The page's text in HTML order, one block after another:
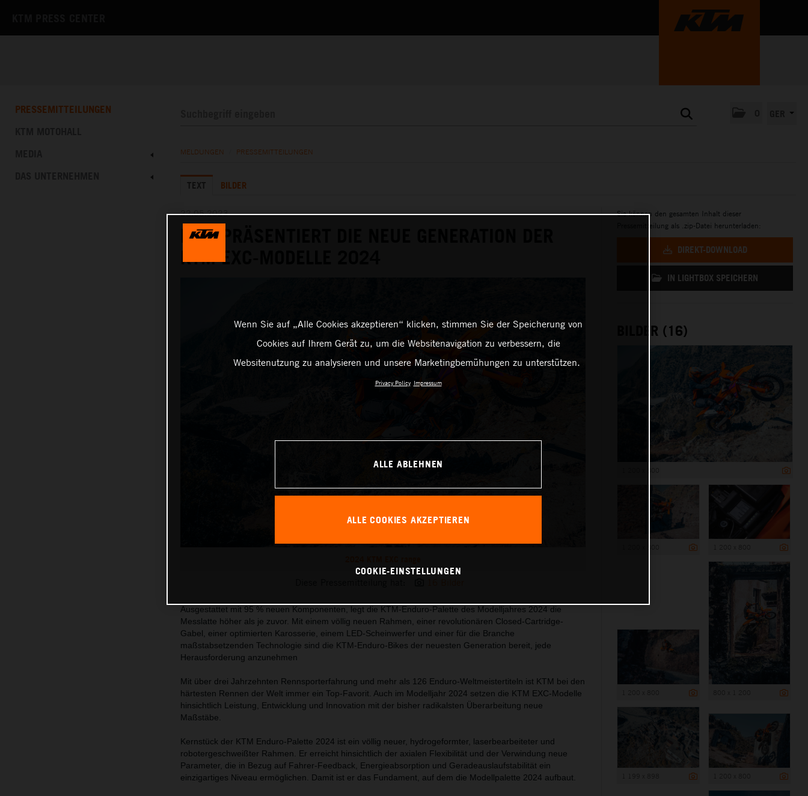
PRESSEMITTEILUNGEN
MELDUNGEN PRESSEMITTEILUNGEN
TEXT BILDER
22.05.2023
KTM PRÄSENTIERT DIE NEUE GENERATION DER
KTM EXC-MODELLE 2024
Ausgestattet mit 95 % neuen Komponenten, legt die KTM-Enduro-Palette des Modelljahres 2024 die
Messlatte höher als je zuvor. Mit einem völlig neuen Rahmen, einer revolutionären Closed-Cartridge-
Gabel, einer optimierten Karosserie, einem LED-Scheinwerfer und einer für die Branche
maßstabsetzenden Technologie sind die KTM-Enduro-Bikes der neuesten Generation bereit, jede
Herausforderung anzunehmen
Mit über drei Jahrzehnten Rennsporterfahrung und mehr als 126 Enduro-Weltmeistertiteln ist KTM bei den
härtesten Rennen der Welt immer ein Top-Favorit. Auch im Modelljahr 2024 setzen die KTM EXC-Modelle
hinsichtlich Leistung, Entwicklung und Innovation mit der bisher radikalsten Überarbeitung neue
Maßstäbe.
Kernstück der KTM Enduro-Palette 2024 ist ein völlig neuer, hydrogeformter, laserbearbeiteter und
robotergeschweißter Rahmen. Er erreicht hinsichtlich der axialen Flexibilität und der Verwindung neue
Parameter, die in Bezug auf Fahrer-Feedback, Energieabsorption und Geradeauslaufstabilität ein
einzigartiges Niveau ermöglichen. Damit ist er das Fundament, auf dem die Modellpalette 2024 aufbaut.
Sie können den gesamten Inhalt dieser
Pressemitteilung als .zip-Datei herunterladen:
DIREKT-DOWNLOAD
IN LIGHTBOX SPEICHERN
BILDER (16)
Wenn Sie auf „Alle Cookies akzeptieren“ klicken, stimmen Sie der Speicherung von
Cookies auf Ihrem Gerät zu, um die Websitenavigation zu verbessern, die
Websitenutzung zu analysieren und unsere Marketingbemühungen zu unterstützen.
Privacy Policy Impressum
ALLE ABLEHNEN
ALLE COOKIES AKZEPTIEREN
COOKIE-EINSTELLUNGEN